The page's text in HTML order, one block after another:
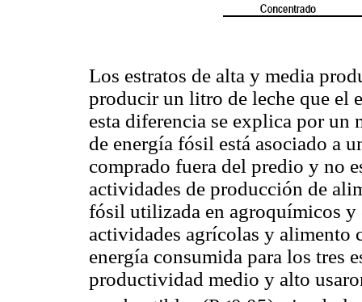
Los estratos de alta y media
producir un litro de leche que el
esta diferencia se explica por
de energía fósil está asociado a
comprado fuera del predio y no
actividades de producción de
fósil utilizada en agroquímicos y
actividades agrícolas y alimento
energía consumida para los tres
productividad medio y alto